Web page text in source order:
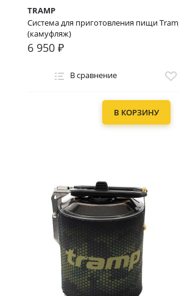
TRAMP
Система для приготовления пищи
(камуфляж)
6 950 ₽
В сравнение
В КОРЗИНУ